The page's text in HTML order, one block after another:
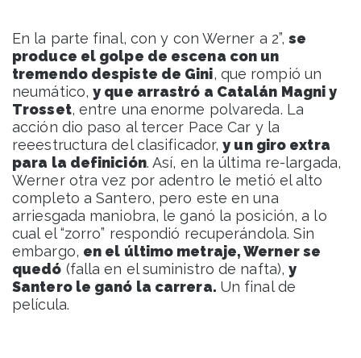
En la parte final, con y con Werner a 2”,se
produce el golpe de escena con un
tremendo despiste de Gini, que rompió un
neumático,y que arrastró a Catalán Magni y
Trosset, entre una enorme polvareda. La
acción dio paso al tercer Pace Car y la
reeestructura del clasificador,y un giro extra
para la definición. Así, en la última re-largada,
Werner otra vez por adentro le metió el alto
completo a Santero, pero este en una
arriesgada maniobra, le ganó la posición, a lo
cual el “zorro” respondió recuperándola. Sin
embargo, en el último metraje, Werner se
quedó (falla en el suministro de nafta),y
Santero le ganó la carrera. Un final de
película.